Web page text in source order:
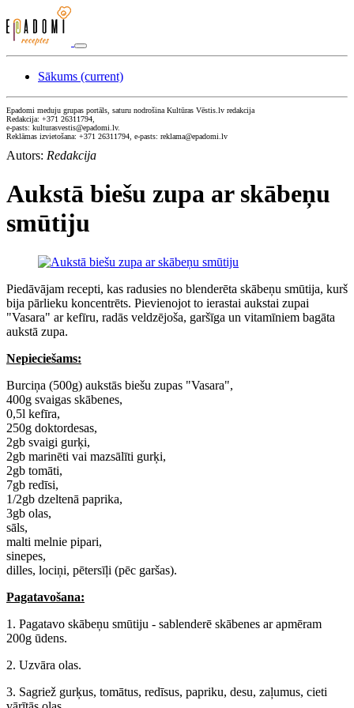
Sākums (current)
Epadomi meduju grupas portāls, saturu nodrošina Kultūras Vēstis.lv redakcija
Redakcija: +371 26311794,
e-pasts: kulturasvestis@epadomi.lv.
Reklāmas izvietošana: +371 26311794, e-pasts: reklama@epadomi.lv
Autors: Redakcija
Aukstā biešu zupa ar skābeņu
smūtiju
Piedāvājam recepti, kas radusies no blenderēta skābeņu smūtija, kurš
bija pārlieku koncentrēts. Pievienojot to ierastai aukstai zupai
"Vasara" ar kefīru, radās veldzējoša, garšīga un vitamīniem bagāta
aukstā zupa.
Nepieciešams:
Burciņa (500g) aukstās biešu zupas "Vasara",
400g svaigas skābenes,
0,5l kefīra,
250g doktordesas,
2gb svaigi gurķi,
2gb marinēti vai mazsālīti gurķi,
2gb tomāti,
7gb redīsi,
1/2gb dzeltenā paprika,
3gb olas,
sāls,
malti melnie pipari,
sinepes,
dilles, lociņi, pētersīļi (pēc garšas).
Pagatavošana:
1. Pagatavo skābeņu smūtiju - sablenderē skābenes ar apmēram
200g ūdens.
2. Uzvāra olas.
3. Sagriež gurķus, tomātus, redīsus, papriku, desu, zaļumus, cieti